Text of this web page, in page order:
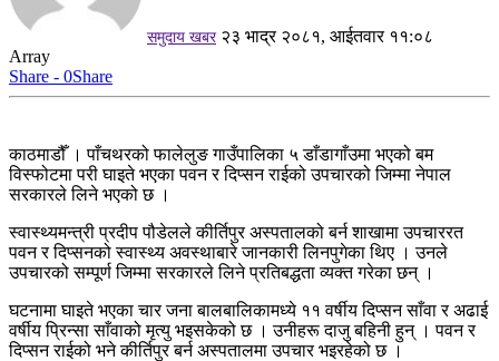
समुदाय खबर २३ भाद्र २०८१, आईतवार ११:०८
Array
Share - 0Share
काठमाडौँ । पाँचथरको फालेलुङ गाउँपालिका ५ डाँडागाँउमा भएको बम
विस्फोटमा परी घाइते भएका पवन र दिप्सन राईको उपचारको जिम्मा नेपाल
सरकारले लिने भएको छ ।
स्वास्थ्यमन्त्री प्रदीप पौडेलले कीर्तिपुर अस्पतालको बर्न शाखामा उपचाररत
पवन र दिप्सनको स्वास्थ्य अवस्थाबारे जानकारी लिनपुगेका थिए । उनले
उपचारको सम्पूर्ण जिम्मा सरकारले लिने प्रतिबद्धता व्यक्त गरेका छन् ।
घटनामा घाइते भएका चार जना बालबालिकामध्ये ११ वर्षीय दिप्सन साँवा र अढाई
वर्षीय प्रिन्सा साँवाको मृत्यु भइसकेको छ । उनीहरू दाजु बहिनी हुन् । पवन र
दिप्सन राईको भने कीर्तिपुर बर्न अस्पतालमा उपचार भइरहेको छ ।